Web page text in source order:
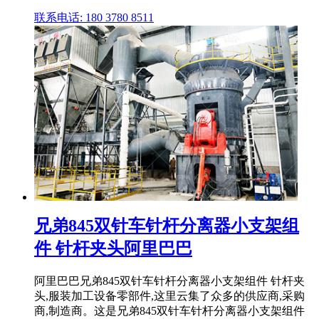
联系电话: 180 3780 8511
兄弟845双针车针杆分离器小支架组
件 针杆夹头阿里巴巴
阿里巴巴兄弟845双针车针杆分离器小支架组件 针杆夹
头,服装加工设备零部件,这里云集了众多的供应商,采购
商,制造商。这是兄弟845双针车针杆分离器小支架组件